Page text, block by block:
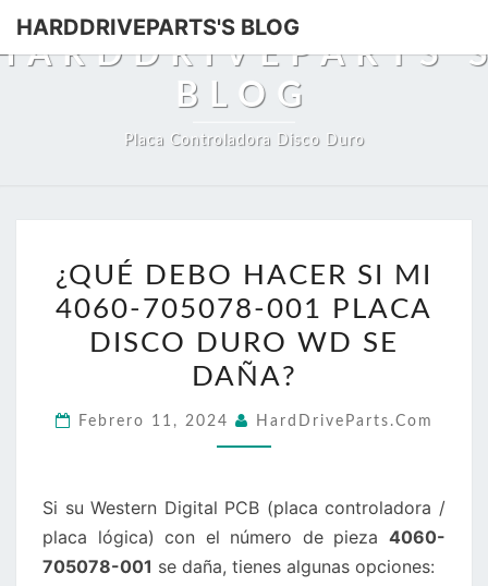
HARDDRIVEPARTS'S BLOG
BLOG
Placa Controladora Disco Duro
DEBO
HACER
SI
MI
705078-
DISCO
DURO
WD
¿QUÉ DEBO HACER SI MI
4060-705078-001 PLACA
DISCO DURO WD SE
DAÑA?
Febrero 11, 2024 HardDriveParts.com
Si su Western Digital PCB (placa controladora /
placa lógica) con el número de pieza 4060-
705078-001 se daña, tienes algunas opciones: